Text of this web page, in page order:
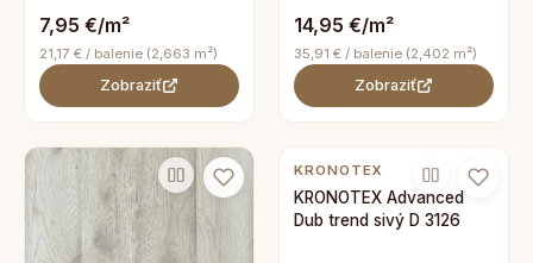
7,95 €/m²
21,17 € / balenie (2,663 m²)
Zobraziť
14,95 €/m²
35,91 € / balenie (2,402 m²)
Zobraziť
KRONOTEX
KRONOTEX Advanced
Dub trend sivý D 3126